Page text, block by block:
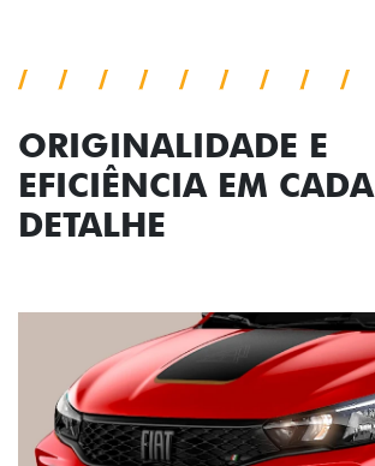
ORIGINALIDADE E
EFICIÊNCIA EM CADA
DETALHE